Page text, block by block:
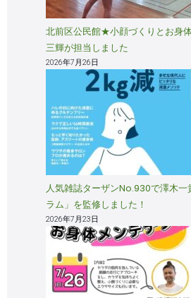
北前区公民館★小顔づくりとお身
三輝が担当しました
2026年7月26日
人気雑誌ターザンNo.930で澤木
ラム」を監修しました！
2026年7月23日